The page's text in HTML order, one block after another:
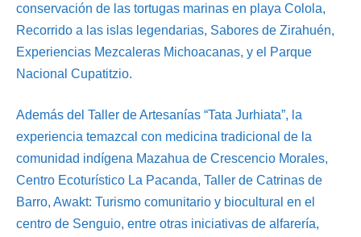
conservación de las tortugas marinas en playa Colola,
Recorrido a las islas legendarias, Sabores de Zirahuén,
Experiencias Mezcaleras Michoacanas, y el Parque
Nacional Cupatitzio.
Además del Taller de Artesanías “Tata Jurhiata”, la
experiencia temazcal con medicina tradicional de la
comunidad indígena Mazahua de Crescencio Morales,
Centro Ecoturístico La Pacanda, Taller de Catrinas de
Barro, Awakt: Turismo comunitario y biocultural en el
centro de Senguio, entre otras iniciativas de alfarería,